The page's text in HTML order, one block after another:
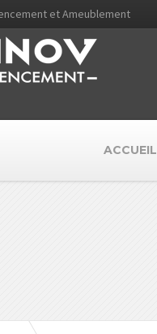
et Ameublement
ACCUEIL